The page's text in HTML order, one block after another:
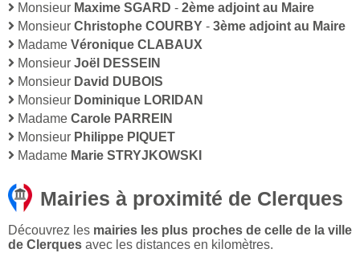
Monsieur Maxime SGARD - 2ème adjoint au Maire
Monsieur Christophe COURBY - 3ème adjoint au Maire
Madame Véronique CLABAUX
Monsieur Joël DESSEIN
Monsieur David DUBOIS
Monsieur Dominique LORIDAN
Madame Carole PARREIN
Monsieur Philippe PIQUET
Madame Marie STRYJKOWSKI
Mairies à proximité de Clerques
Découvrez les mairies les plus proches de celle de la ville
de Clerques avec les distances en kilomètres.